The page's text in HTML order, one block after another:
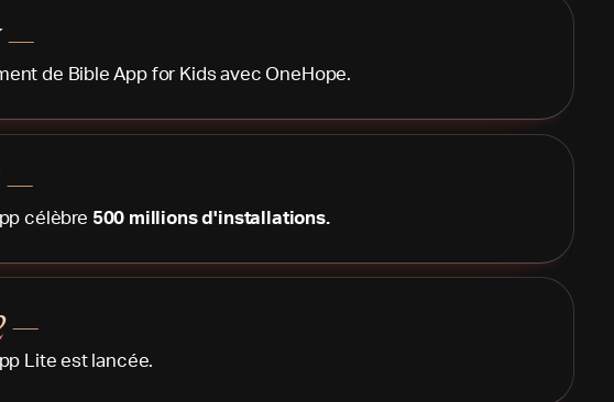
—
de Bible App for Kids avec OneHope.
—
célèbre 500 millions d'installations.
—
Lite est lancée.